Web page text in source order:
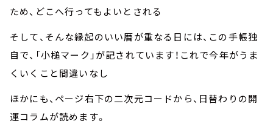
ため、どこへ行ってもよいとされる
そして、そんな縁起のいい暦が重なる日には、この手帳独
自で、「小槌マーク」が記されています！これで今年がうま
くいくこと間違いなし
ほかにも、ページ右下の二次元コードから、日替わりの開
運コラムが読めます。